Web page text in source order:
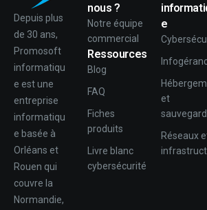
Depuis plus
de 30 ans,
Promosoft
informatiqu
e est une
entreprise
informatiqu
e basée à
Orléans et
Rouen qui
couvre la
Normandie,
nous ?
Notre équipe
commercial
Ressources
Blog
FAQ
Fiches
produits
Livre blanc
cybersécurité
e
et
Réseaux